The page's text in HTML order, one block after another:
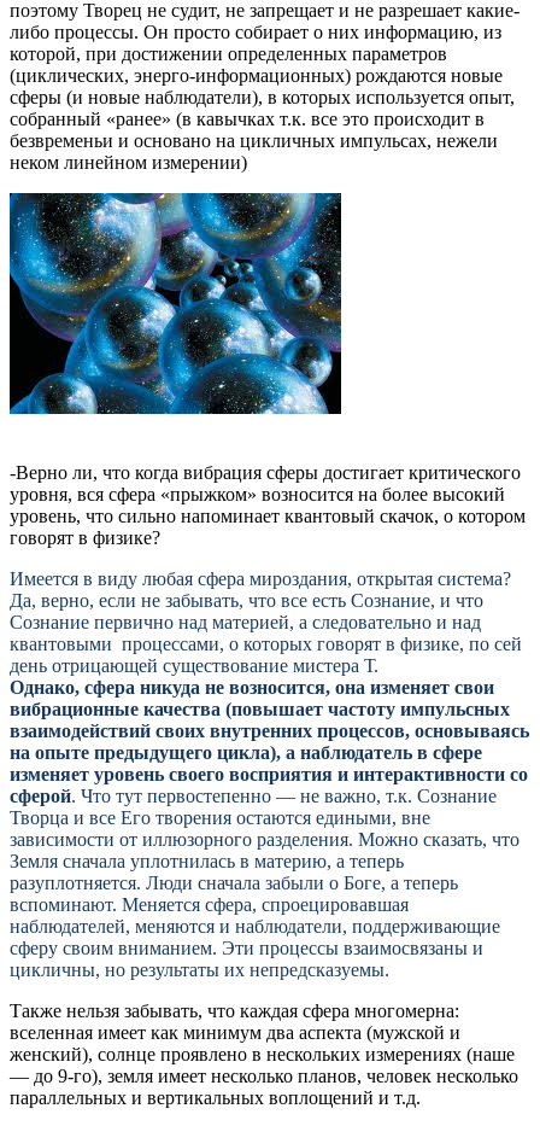
поэтому Творец не судит, не запрещает и не разрешает какие-
либо процессы. Он просто собирает о них информацию, из
которой, при достижении определенных параметров
(циклических, энерго-информационных) рождаются новые
сферы (и новые наблюдатели), в которых используется опыт,
собранный «ранее» (в кавычках т.к. все это происходит в
безвременьи и основано на цикличных импульсах, нежели
неком линейном измерении)
-Верно ли, что когда вибрация сферы достигает критического
уровня, вся сфера «прыжком» возносится на более высокий
уровень, что сильно напоминает квантовый скачок, о котором
говорят в физике?
Имеется в виду любая сфера мироздания, открытая система?
Да, верно, если не забывать, что все есть Сознание, и что
Сознание первично над материей, а следовательно и над
квантовыми процессами, о которых говорят в физике, по сей
день отрицающей существование мистера Т.
Однако, сфера никуда не возносится, она изменяет свои
вибрационные качества (повышает частоту импульсных
взаимодействий своих внутренних процессов, основываясь
на опыте предыдущего цикла), а наблюдатель в сфере
изменяет уровень своего восприятия и интерактивности со
сферой. Что тут первостепенно — не важно, т.к. Сознание
Творца и все Его творения остаются едиными, вне
зависимости от иллюзорного разделения. Можно сказать, что
Земля сначала уплотнилась в материю, а теперь
разуплотняется. Люди сначала забыли о Боге, а теперь
вспоминают. Меняется сфера, спроецировавшая
наблюдателей, меняются и наблюдатели, поддерживающие
сферу своим вниманием. Эти процессы взаимосвязаны и
цикличны, но результаты их непредсказуемы.
Также нельзя забывать, что каждая сфера многомерна:
вселенная имеет как минимум два аспекта (мужской и
женский), солнце проявлено в нескольких измерениях (наше
— до 9-го), земля имеет несколько планов, человек несколько
параллельных и вертикальных воплощений и т.д.